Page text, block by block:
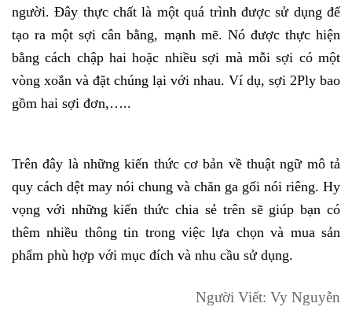
người. Đây thực chất là một quá trình được sử dụng để
tạo ra một sợi cân bằng, mạnh mẽ. Nó được thực hiện
bằng cách chập hai hoặc nhiều sợi mà mỗi sợi có một
vòng xoắn và đặt chúng lại với nhau. Ví dụ, sợi 2Ply bao
gồm hai sợi đơn,…..
Trên đây là những kiến thức cơ bản về thuật ngữ mô tả
quy cách dệt may nói chung và chăn ga gối nói riêng. Hy
vọng với những kiến thức chia sẻ trên sẽ giúp bạn có
thêm nhiều thông tin trong việc lựa chọn và mua sản
phẩm phù hợp với mục đích và nhu cầu sử dụng.
Người Viết: Vy Nguyễn